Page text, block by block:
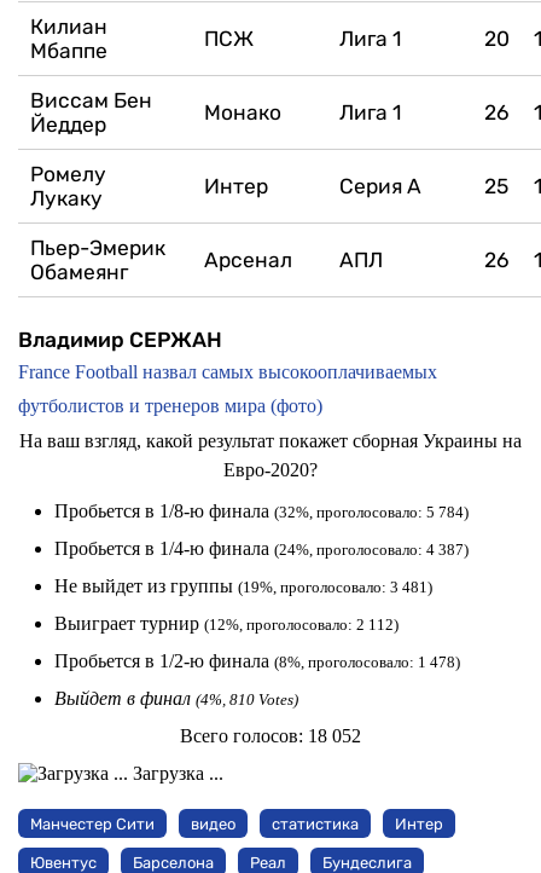
Килиан
Мбаппе
ПСЖ Лига 1 20
Виссам Бен
Йеддер
Монако Лига 1 26
Ромелу
Лукаку
Интер Серия А 25
Пьер-Эмерик
Обамеянг
Арсенал АПЛ 26
Владимир СЕРЖАН
France Football назвал самых высокооплачиваемых
футболистов и тренеров мира (фото)
На ваш взгляд, какой результат покажет сборная Украины на
Евро-2020?
Пробьется в 1/8-ю финала (32%, проголосовало: 5 784)
Пробьется в 1/4-ю финала (24%, проголосовало: 4 387)
Не выйдет из группы (19%, проголосовало: 3 481)
Выиграет турнир (12%, проголосовало: 2 112)
Пробьется в 1/2-ю финала (8%, проголосовало: 1 478)
Выйдет в финал (4%, 810 Votes)
Всего голосов: 18 052
Загрузка ...
Манчестер Сити видео статистика Интер
Ювентус Барселона Реал Бундеслига